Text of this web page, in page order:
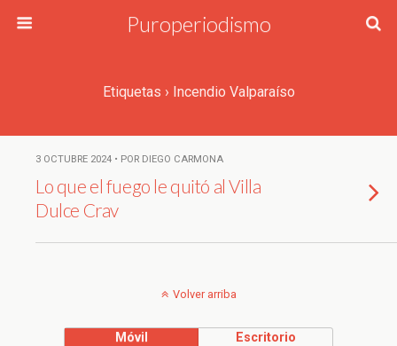
Puroperiodismo
Etiquetas › Incendio Valparaíso
3 OCTUBRE 2024 • POR DIEGO CARMONA
Lo que el fuego le quitó al Villa
Dulce Crav
Volver arriba
Móvil Escritorio